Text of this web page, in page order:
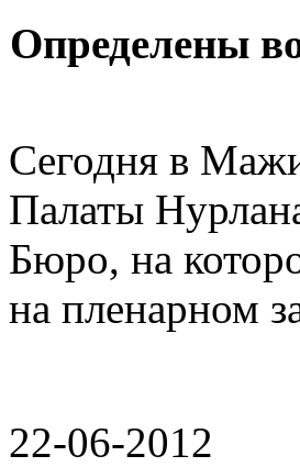
Определены
Сегодня в
Палаты
Бюро, на
на пленарном
22-06-2012